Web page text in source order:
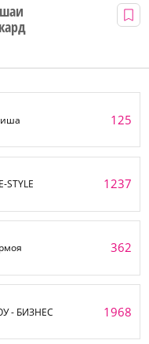
125
STYLE 1237
362
- БИЗНЕС 1968